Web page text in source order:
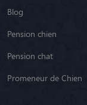
Blog
Pension chien
Pension chat
Promeneur de Chien